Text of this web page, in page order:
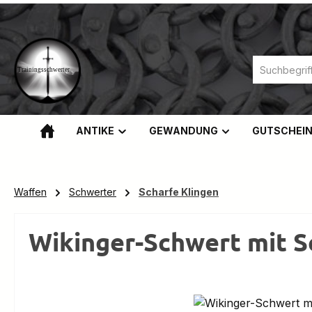
Hauptinhalt springen
Zur Suche springen
Zur Hauptnavigation springen
ANTIKE GEWANDUNG
Waffen Schwerter Scharfe Klingen
Wikinger-Schwert mit